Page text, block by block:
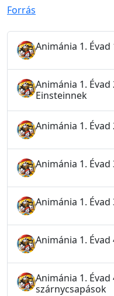
Forrás
Animánia 1. Évad
Animánia 1. Évad
Einsteinnek
Animánia 1. Évad
Animánia 1. Évad
Animánia 1. Évad
Animánia 1. Évad
Animánia 1. Évad
szárnycsapások